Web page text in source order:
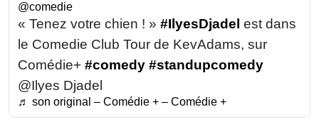
@comedie
« Tenez votre chien ! » #IlyesDjadel est dans
le Comedie Club Tour de KevAdams, sur
Comédie+ #comedy #standupcomedy
@Ilyes Djadel
♬ son original – Comédie + – Comédie +